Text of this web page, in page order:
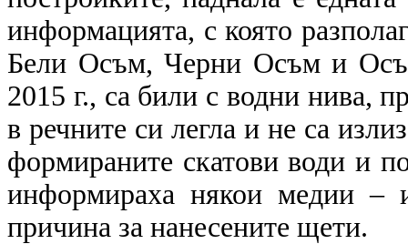
информацията, с която
Бели Осъм, Черни Осъм и
2015 г., са били с водни нива,
в речните си легла и не са
формираните скатови води и
информираха някои медии –
причина за нанесените щети.